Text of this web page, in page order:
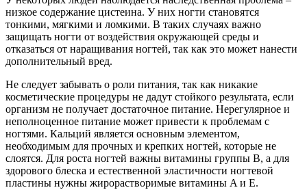
низкое содержание цистеина. У них ногти становятся
тонкими, мягкими и ломкими. В таких случаях важно
защищать ногти от воздействия окружающей среды и
отказаться от наращивания ногтей, так как это может нанести
дополнительный вред.
Не следует забывать о роли питания, так как никакие
косметические процедуры не дадут стойкого результата, если
организм не получает достаточное питание. Нерегулярное и
неполноценное питание может привести к проблемам с
ногтями. Кальций является основным элементом,
необходимым для прочных и крепких ногтей, которые не
слоятся. Для роста ногтей важны витамины группы B, а для
здорового блеска и естественной эластичности ногтевой
пластины нужны жирорастворимые витамины A и E.